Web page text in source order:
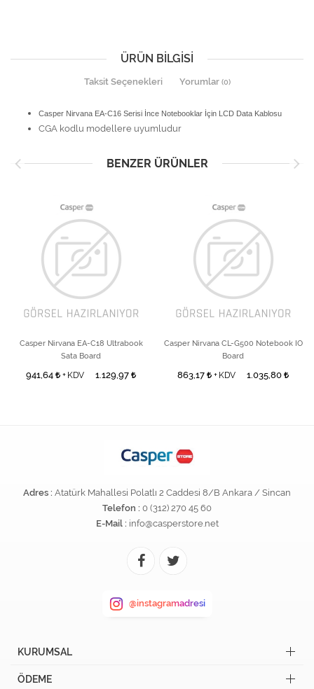
ÜRÜN BILGISI
Taksit Seçenekleri Yorumlar (0)
Casper Nirvana EA-C16 Serisi İnce Notebooklar İçin LCD Data Kablosu
CGA kodlu modellere uyumludur
BENZER ÜRÜNLER
Casper Nirvana EA-C18 Ultrabook
Sata Board
941,64 + KDV 1.129,97
Casper Nirvana CL-G500 Notebook IO
Board
863,17 + KDV 1.035,80
Adres : Atatürk Mahallesi Polatlı 2 Caddesi 8/B Ankara / Sincan
Telefon : 0 (312) 270 45 60
E-Mail : info@casperstore.net
@instagramadresi
KURUMSAL
ÖDEME